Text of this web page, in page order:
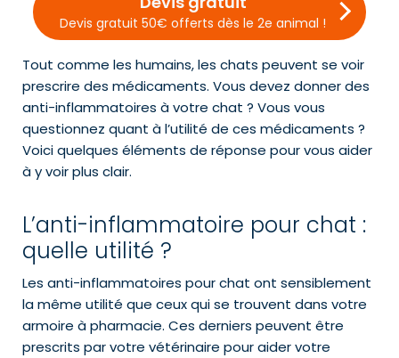
Devis gratuit 50€ offerts dès le 2e animal !
Tout comme les humains, les chats peuvent se voir
prescrire des médicaments. Vous devez donner des
anti-inflammatoires à votre chat ? Vous vous
questionnez quant à l’utilité de ces médicaments ?
Voici quelques éléments de réponse pour vous aider
à y voir plus clair.
L’anti-inflammatoire pour chat :
quelle utilité ?
Les anti-inflammatoires pour chat ont sensiblement
la même utilité que ceux qui se trouvent dans votre
armoire à pharmacie. Ces derniers peuvent être
prescrits par votre vétérinaire pour aider votre